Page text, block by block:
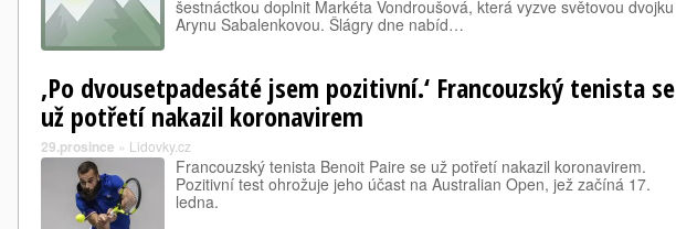
šestnáctkou doplnit Markéta Vondroušová, která vyzve světovou dvojku
Arynu Sabalenkovou. Šlágry dne nabíd…
‚Po dvousetpadesáté jsem pozitivní.‘ Francouzský tenista se
už potřetí nakazil koronavirem
29.prosince » Lidovky.cz
Francouzský tenista Benoit Paire se už potřetí nakazil koronavirem.
Pozitivní test ohrožuje jeho účast na Australian Open, jež začíná 17.
ledna.